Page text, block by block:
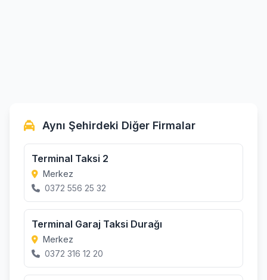
Aynı Şehirdeki Diğer Firmalar
Terminal Taksi 2
Merkez
0372 556 25 32
Terminal Garaj Taksi Durağı
Merkez
0372 316 12 20